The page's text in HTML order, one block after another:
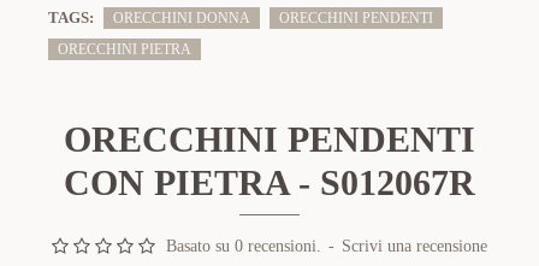
TAGS: ORECCHINI DONNA
ORECCHINI PENDENTI
ORECCHINI PIETRA
ORECCHINI PENDENTI
CON PIETRA - S012067R
Basato su 0 recensioni. - Scrivi una recensione